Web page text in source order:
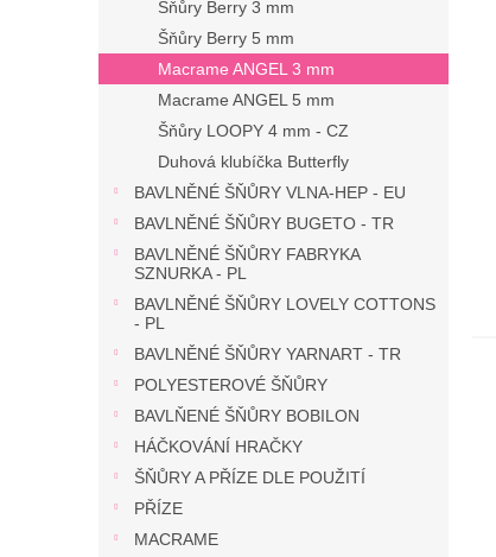
l
Šňůry Berry 3 mm
Šňůry Berry 5 mm
Macrame ANGEL 3 mm
Macrame ANGEL 5 mm
Šňůry LOOPY 4 mm - CZ
Duhová klubíčka Butterfly
BAVLNĚNÉ ŠŇŮRY VLNA-HEP - EU
BAVLNĚNÉ ŠŇŮRY BUGETO - TR
BAVLNĚNÉ ŠŇŮRY FABRYKA
SZNURKA - PL
BAVLNĚNÉ ŠŇŮRY LOVELY COTTONS
- PL
BAVLNĚNÉ ŠŇŮRY YARNART - TR
POLYESTEROVÉ ŠŇŮRY
BAVLŇENÉ ŠŇŮRY BOBILON
HÁČKOVÁNÍ HRAČKY
ŠŇŮRY A PŘÍZE DLE POUŽITÍ
PŘÍZE
MACRAME